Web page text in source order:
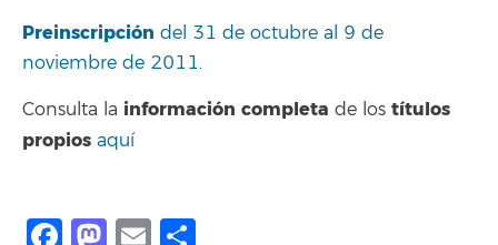
Preinscripción del 31 de octubre al 9 de
noviembre de 2011.
Consulta la información completa de los títulos
propios aquí